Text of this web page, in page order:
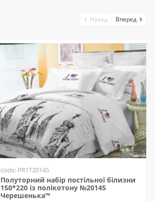
code: PR1T20145
Полуторний набір постільної білизни
150*220 із полікотону №20145
Черешенька™
Назад Вперед